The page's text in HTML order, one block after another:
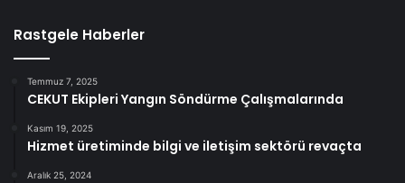
Rastgele Haberler
Temmuz 7, 2025
CEKUT Ekipleri Yangın Söndürme Çalışmalarında
Kasım 19, 2025
Hizmet üretiminde bilgi ve iletişim sektörü revaçta
Aralık 25, 2024